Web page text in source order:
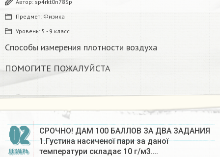
Автор: sp4rkt0n78Sp
Предмет: Физика
Уровень: 5 - 9 класс
Способы измерения плотности воздуха
ПОМОГИТЕ ПОЖАЛУЙСТА
02
ДЕКАБРЬ
СРОЧНО! ДАМ 100 БАЛЛОВ ЗА ДВА ЗАДАНИЯ
1.Густина насиченої пари за даної
температури складає 10 г/м3….